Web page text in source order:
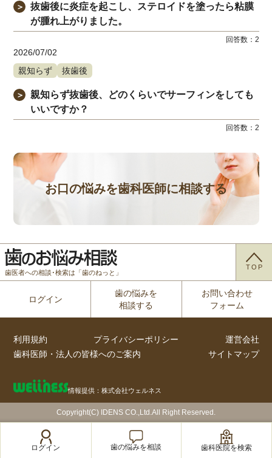
＞
抜歯後に炎症を起こし、ステロイドを塗ったら粘膜
が腫れ上がりました。
回答数： 2
2026/07/02
親知らず
抜歯後
＞
親知らず抜歯後、どのくらいでサーフィンをしても
いいですか？
回答数： 2
お口の悩みを歯科医師に相談する
歯医者への相談･検索は「歯のねっと」
TOP
ログイン
歯の悩みを
相談する
お問い合わせ
フォーム
利用規約 プライバシーポリシー
運営会社
歯科医師・法人の皆様へのご案内
サイトマップ
情報提供：株式会社ウェルネス
Copyright(C) IDENS CO.,Ltd.All Right Reserved.
ログイン 歯の悩みを相談 歯科医院を検索